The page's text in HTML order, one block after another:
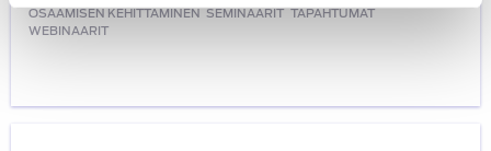
OSAAMISEN KEHITTÄMINEN SEMINAARIT TAPAHTUMAT
WEBINAARIT